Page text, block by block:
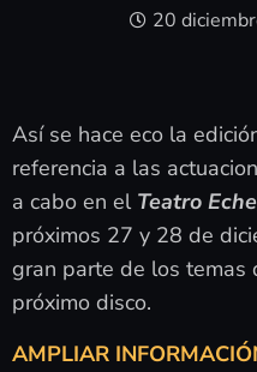
20
Así se hace eco la
referencia a las
a cabo en el Teatro
próximos 27 y 28 de
gran parte de los temas
próximo disco.
AMPLIAR